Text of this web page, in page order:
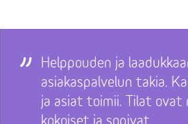
Helppouden ja
asiakaspalvelun takia.
ja asiat toimii. Tilat ovat
kokoiset ja sopivat.